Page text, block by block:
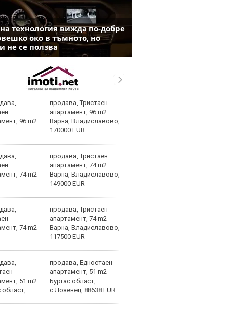
технология вижда по-добре
око в тъмното, но
не се ползва
продава, Тристаен
апартамент, 96 m2
Варна, Владиславово,
170000 EUR
продава, Тристаен
апартамент, 74 m2
Варна, Владиславово,
149000 EUR
продава, Тристаен
апартамент, 74 m2
Варна, Владиславово,
117500 EUR
продава, Едностаен
апартамент, 51 m2
Бургас област,
с.Лозенец, 88638 EUR